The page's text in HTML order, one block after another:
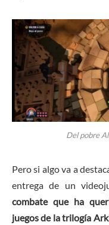
Del pobre
Pero si algo va a
entrega de un
combate que ha
juegos de la trilogía